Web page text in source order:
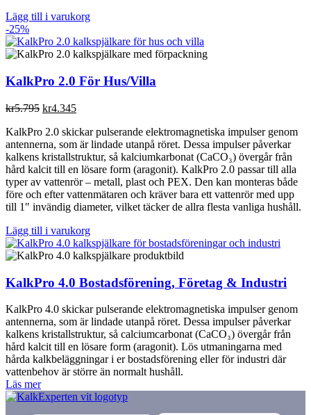
Lägg till i varukorg
-25%
KalkPro 2.0 För Hus/Villa
kr5.795 Det
priset
var:
kr5.795.
kr4.345Det
priset
är:
kr4.345.
KalkPro 2.0 skickar pulserande elektromagnetiska impulser genom
antennerna, som är lindade utanpå röret. Dessa impulser påverkar
kalkens kristallstruktur, så kalciumkarbonat (CaCO₃) övergår från
hård kalcit till en lösare form (aragonit). KalkPro 2.0 passar till alla
typer av vattenrör – metall, plast och PEX. Den kan monteras både
före och efter vattenmätaren och kräver bara ett vattenrör med upp
till 1″ invändig diameter, vilket täcker de allra flesta vanliga hushåll.
Lägg till i varukorg
KalkPro 4.0 Bostadsförening, Företag & Industri
KalkPro 4.0 skickar pulserande elektromagnetiska impulser genom
antennerna, som är lindade utanpå röret. Dessa impulser påverkar
kalkens kristallstruktur, så calciumcarbonat (CaCO₃) övergår från
hård kalcit till en lösare form (aragonit). Lös utmaningarna med
hårda kalkbeläggningar i er bostadsförening eller för industri där
vattenbehov är större än normalt hushåll.
Läs mer